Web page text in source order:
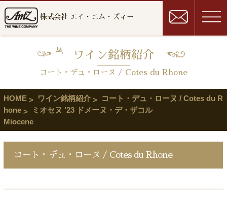
株式会社 エイ・エム・ズィー
ワイン銘柄紹介
コート・デュ・ローヌ / Cotes du Rhone
HOME ワイン銘柄紹介
コート・デュ・ローヌ / Cotes du R
hone
ミオセヌ ’23 ドメーヌ・デ・ザコル
Miocene
コート・デュ・ローヌ / Cotes du Rhone